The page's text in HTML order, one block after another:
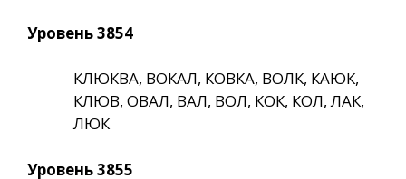
Уровень 3854
КЛЮКВА, ВОКАЛ, КОВКА, ВОЛК, КАЮК,
КЛЮВ, ОВАЛ, ВАЛ, ВОЛ, КОК, КОЛ, ЛАК,
ЛЮК
Уровень 3855